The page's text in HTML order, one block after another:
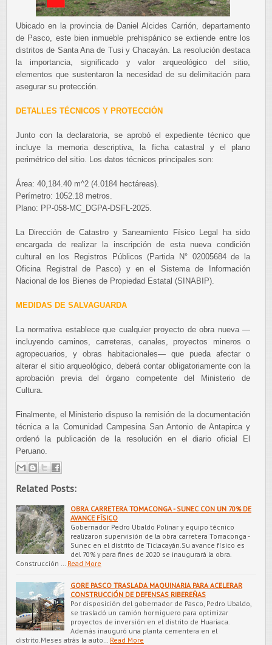
Ubicado en la provincia de Daniel Alcides Carrión, departamento
de Pasco, este bien inmueble prehispánico se extiende entre los
distritos de Santa Ana de Tusi y Chacayán. La resolución destaca
la importancia, significado y valor arqueológico del sitio,
elementos que sustentaron la necesidad de su delimitación para
asegurar su protección.
DETALLES TÉCNICOS Y PROTECCIÓN
Junto con la declaratoria, se aprobó el expediente técnico que
incluye la memoria descriptiva, la ficha catastral y el plano
perimétrico del sitio. Los datos técnicos principales son:
Área: 40,184.40 m^2 (4.0184 hectáreas).
Perímetro: 1052.18 metros.
Plano: PP-058-MC_DGPA-DSFL-2025.
La Dirección de Catastro y Saneamiento Físico Legal ha sido
encargada de realizar la inscripción de esta nueva condición
cultural en los Registros Públicos (Partida N° 02005684 de la
Oficina Registral de Pasco) y en el Sistema de Información
Nacional de los Bienes de Propiedad Estatal (SINABIP).
MEDIDAS DE SALVAGUARDA
La normativa establece que cualquier proyecto de obra nueva —
incluyendo caminos, carreteras, canales, proyectos mineros o
agropecuarios, y obras habitacionales— que pueda afectar o
alterar el sitio arqueológico, deberá contar obligatoriamente con la
aprobación previa del órgano competente del Ministerio de
Cultura.
Finalmente, el Ministerio dispuso la remisión de la documentación
técnica a la Comunidad Campesina San Antonio de Antapirca y
ordenó la publicación de la resolución en el diario oficial El
Peruano.
Related Posts:
OBRA CARRETERA TOMACONGA - SUNEC CON UN 70% DE
AVANCE FÍSICO
Gobernador Pedro Ubaldo Polinar y equipo técnico
realizaron supervisión de la obra carretera Tomaconga -
Sunec en el distrito de Ticlacayán.Su avance físico es
del 70% y para fines de 2020 se inaugurará la obra.
Construcción …
Read More
GORE PASCO TRASLADA MAQUINARIA PARA ACELERAR
CONSTRUCCIÓN DE DEFENSAS RIBEREÑAS
Por disposición del gobernador de Pasco, Pedro Ubaldo,
se trasladó un camión hormiguero para optimizar
proyectos de inversión en el distrito de Huariaca.
Además inauguró una planta cementera en el
distrito.Meses atrás la auto…
Read More